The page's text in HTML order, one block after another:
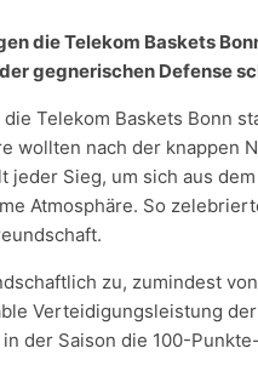
die Telekom Baskets
gegnerischen Defense
Telekom Baskets Bonn
wollten nach der knappen
jeder Sieg, um sich aus
Atmosphäre. So
zu, zumindest
Verteidigungsleistung
der Saison die 100-